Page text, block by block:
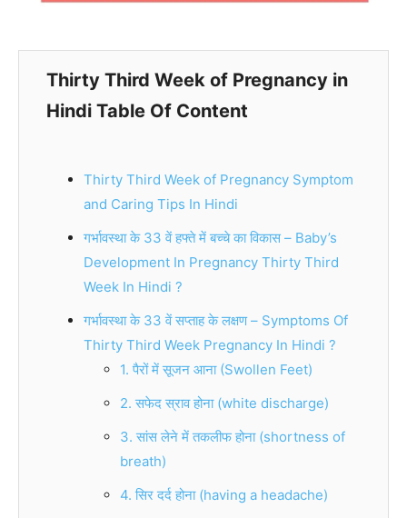
Thirty Third Week of Pregnancy in
Hindi Table Of Content
Thirty Third Week of Pregnancy Symptom
and Caring Tips In Hindi
गर्भावस्था के 33 वें हफ्ते में बच्चे का विकास – Baby’s
Development In Pregnancy Thirty Third
Week In Hindi ?
गर्भावस्था के 33 वें सप्ताह के लक्षण – Symptoms Of
Thirty Third Week Pregnancy In Hindi ?
1. पैरों में सूजन आना (Swollen Feet)
2. सफेद स्राव होना (white discharge)
3. सांस लेने में तकलीफ होना (shortness of
breath)
4. सिर दर्द होना (having a headache)